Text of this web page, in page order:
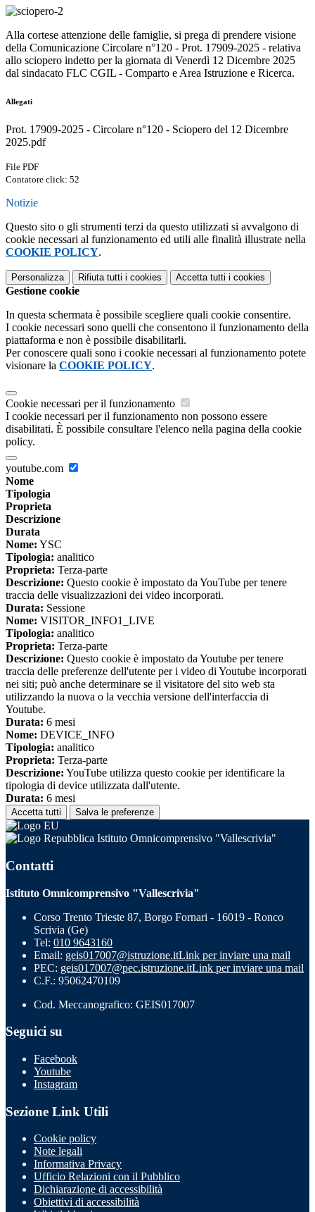
Alla cortese attenzione delle famiglie, si prega di prendere visione
della Comunicazione Circolare n°120 - Prot. 17909-2025 - relativa
allo sciopero indetto per la giornata di Venerdì 12 Dicembre 2025
dal sindacato FLC CGIL - Comparto e Area Istruzione e Ricerca.
Allegati
Prot. 17909-2025 - Circolare n°120 - Sciopero del 12 Dicembre
2025.pdf
File PDF
Contatore click: 52
Notizie
Questo sito o gli strumenti terzi da questo utilizzati si avvalgono di
cookie necessari al funzionamento ed utili alle finalità illustrate nella
COOKIE POLICY.
Personalizza Rifiuta tutti i cookies Accetta tutti i cookies
Gestione cookie
In questa schermata è possibile scegliere quali cookie consentire.
I cookie necessari sono quelli che consentono il funzionamento della
piattaforma e non è possibile disabilitarli.
Per conoscere quali sono i cookie necessari al funzionamento potete
visionare la COOKIE POLICY.
Cookie necessari per il funzionamento
I cookie necessari per il funzionamento non possono essere
disabilitati. È possibile consultare l'elenco nella pagina della cookie
policy.
youtube.com
Nome
Tipologia
Proprieta
Descrizione
Durata
Nome: YSC
Tipologia: analitico
Proprieta: Terza-parte
Descrizione: Questo cookie è impostato da YouTube per tenere
traccia delle visualizzazioni dei video incorporati.
Durata: Sessione
Nome: VISITOR_INFO1_LIVE
Tipologia: analitico
Proprieta: Terza-parte
Descrizione: Questo cookie è impostato da Youtube per tenere
traccia delle preferenze dell'utente per i video di Youtube incorporati
nei siti; può anche determinare se il visitatore del sito web sta
utilizzando la nuova o la vecchia versione dell'interfaccia di
Youtube.
Durata: 6 mesi
Nome: DEVICE_INFO
Tipologia: analitico
Proprieta: Terza-parte
Descrizione: YouTube utilizza questo cookie per identificare la
tipologia di device utilizzata dall'utente.
Durata: 6 mesi
Accetta tutti Salva le preferenze
Istituto Omnicomprensivo "Vallescrivia"
Contatti
Istituto Omnicomprensivo "Vallescrivia"
Corso Trento Trieste 87, Borgo Fornari - 16019 - Ronco
Scrivia (Ge)
Tel: 010 9643160
Email: geis017007@istruzione.itLink per inviare una mail
PEC: geis017007@pec.istruzione.itLink per inviare una mail
C.F.: 95062470109
Cod. Meccanografico: GEIS017007
Seguici su
Facebook
Youtube
Instagram
Sezione Link Utili
Cookie policy
Note legali
Informativa Privacy
Ufficio Relazioni con il Pubblico
Dichiarazione di accessibilità
Obiettivi di accessibilità